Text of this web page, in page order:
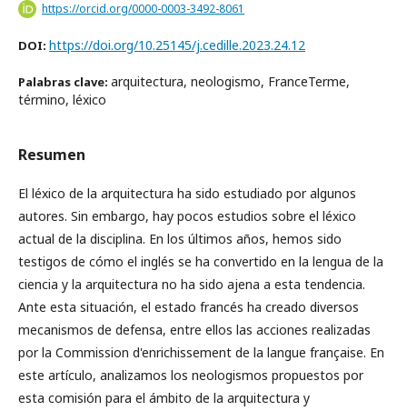
https://orcid.org/0000-0003-3492-8061
DOI: https://doi.org/10.25145/j.cedille.2023.24.12
Palabras clave: arquitectura, neologismo, FranceTerme,
término, léxico
Resumen
El léxico de la arquitectura ha sido estudiado por algunos
autores. Sin embargo, hay pocos estudios sobre el léxico
actual de la disciplina. En los últimos años, hemos sido
testigos de cómo el inglés se ha convertido en la lengua de la
ciencia y la arquitectura no ha sido ajena a esta tendencia.
Ante esta situación, el estado francés ha creado diversos
mecanismos de defensa, entre ellos las acciones realizadas
por la Commission d'enrichissement de la langue française. En
este artículo, analizamos los neologismos propuestos por
esta comisión para el ámbito de la arquitectura y